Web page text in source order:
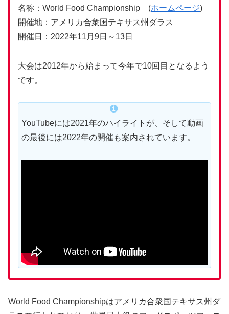
名称：World Food Championship (ホームページ)
開催地：アメリカ合衆国テキサス州ダラス
開催日：2022年11月9日～13日
大会は2012年から始まって今年で10回目となるよう
です。
YouTubeには2021年のハイライトが、そして動画
の最後には2022年の開催も案内されています。
World Food Championshipはアメリカ合衆国テキサス州ダ